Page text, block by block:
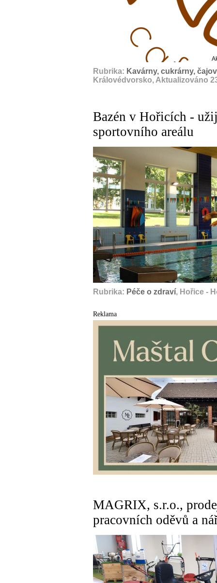
Rubrika: Kavárny, cukrárny,
Královédvorsko, Aktualizováno
Bazén v Hořicích -
sportovního areálu
Rubrika: Péče o zdraví, Hořice -
Reklama
MAGRIX, s.r.o.,
pracovních oděvů a